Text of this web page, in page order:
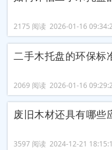
2175 阅读 2026-01-16
二手木托盘的环保标
2069 阅读 2026-01-16
废旧木材还具有哪些
3597 阅读 2024-12-21